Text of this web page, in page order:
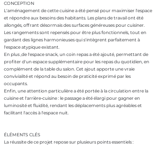
CONCEPTION
L'aménagement de cette cuisine a été pensé pour maximiser l'espace
et répondre aux besoins des habitants. Les plans de travail ont été
allongés, offrant désormais des surfaces généreuses pour cuisiner.
Les rangements sont repensés pour être plus fonctionnels, tout en
gardant des lignes harmonieuses qui s'intègrent parfaitement à
l'espace atypique existant.
En plus ,de l'espace snack, un coin repas a été ajouté, permettant de
profiter d'un espace supplémentaire pour les repas du quotidien, en
complément de la table du salon. Cet ajout apporte une vraie
convivialité et répond au besoin de praticité exprimé par les
occupants.
Enfin, une attention particulière a été portée à la circulation entre la
cuisine et l'arrière-cuisine : le passage a été élargi pour gagner en
luminosité et fluidité, rendant les déplacements plus agréables et
facilitant l'accès à l'espace nuit.
ÉLÉMENTS CLÉS
La réussite de ce projet repose sur plusieurs points essentiels :